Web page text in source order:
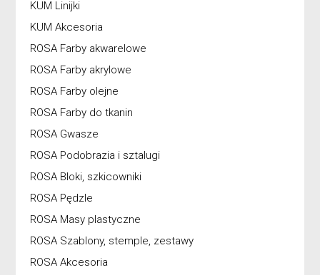
KUM Linijki
KUM Akcesoria
ROSA Farby akwarelowe
ROSA Farby akrylowe
ROSA Farby olejne
ROSA Farby do tkanin
ROSA Gwasze
ROSA Podobrazia i sztalugi
ROSA Bloki, szkicowniki
ROSA Pędzle
ROSA Masy plastyczne
ROSA Szablony, stemple, zestawy
ROSA Akcesoria